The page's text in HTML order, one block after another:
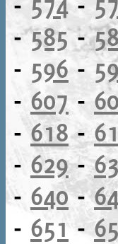
-585-
- 596 -
- 607-
-618-
- 629-
- 640-
- 651 -